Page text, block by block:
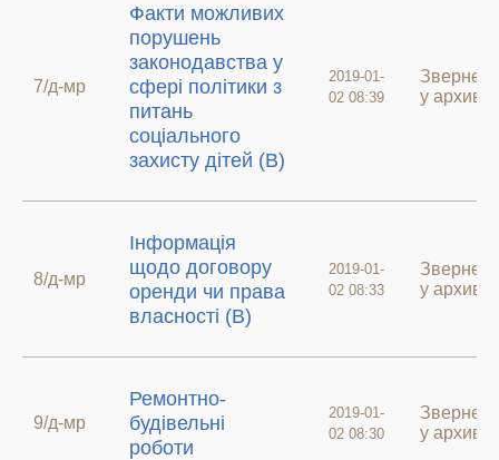
7/д-мр
Факти можливих
порушень
законодавства у
сфері політики з
питань
соціального
захисту дітей (В)
2019-01-
02 08:39
у архиві
8/д-мр
Інформація
щодо договору
оренди чи права
власності (В)
2019-01-
02 08:33
у архиві
9/д-мр
Ремонтно-
будівельні
роботи
2019-01-
02 08:30
у архиві